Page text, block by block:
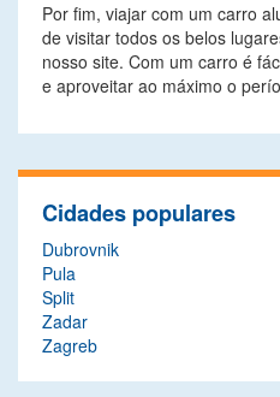
Por fim, viajar com um carro
de visitar todos os belos
nosso site. Com um carro é
e aproveitar ao máximo o
Cidades populares
Dubrovnik
Pula
Split
Zadar
Zagreb